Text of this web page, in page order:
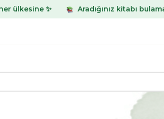
Aradığınız kitabı bulamadınız mı?